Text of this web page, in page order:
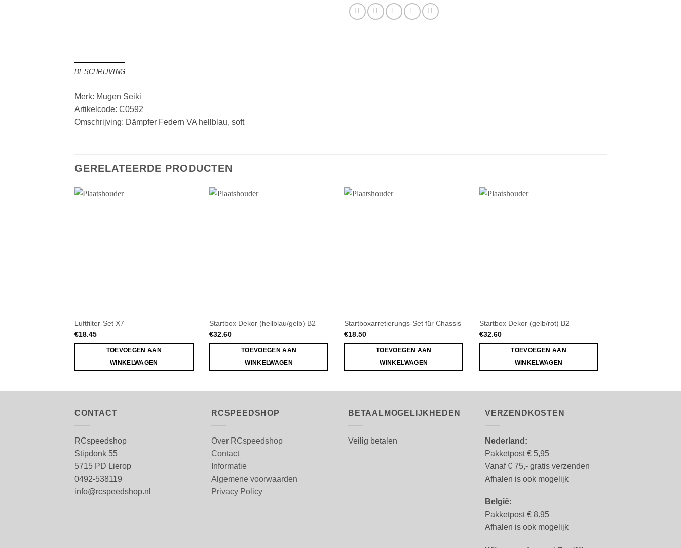
BESCHRIJVING
Merk: Mugen Seiki
Artikelcode: C0592
Omschrijving: Dämpfer Federn VA hellblau, soft
GERELATEERDE PRODUCTEN
Luftfilter-Set X7
€18.45
TOEVOEGEN AAN
WINKELWAGEN
Startbox Dekor (hellblau/gelb) B2
€32.60
TOEVOEGEN AAN
WINKELWAGEN
Startboxarretierungs-Set für Chassis
€18.50
TOEVOEGEN AAN
WINKELWAGEN
Startbox Dekor (gelb/rot) B2
€32.60
TOEVOEGEN AAN
WINKELWAGEN
CONTACT
RCspeedshop
Stipdonk 55
5715 PD Lierop
0492-538119
info@rcspeedshop.nl
RCSPEEDSHOP
Over RCspeedshop
Contact
Informatie
Algemene voorwaarden
Privacy Policy
BETAALMOGELIJKHEDEN
Veilig betalen
VERZENDKOSTEN
Nederland:
Pakketpost € 5,95
Vanaf € 75,- gratis verzenden
Afhalen is ook mogelijk
België:
Pakketpost € 8.95
Afhalen is ook mogelijk